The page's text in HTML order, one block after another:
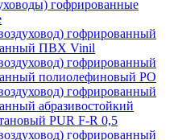
гофрированные
гофрированный
ПВХ Vinil
гофрированный
полиолефиновый PO
гофрированный
абразивостойкий
PUR F-R 0,5
гофрированный